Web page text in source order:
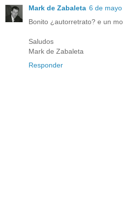
Mark de Zabaleta 6 de
Bonito ¿autorretrato? e un
Saludos
Mark de Zabaleta
Responder